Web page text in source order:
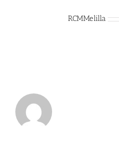
RCMMelilla